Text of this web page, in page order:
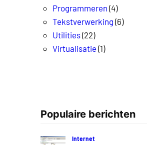
Programmeren (4)
Tekstverwerking (6)
Utilities(22)
Virtualisatie (1)
Populaire berichten